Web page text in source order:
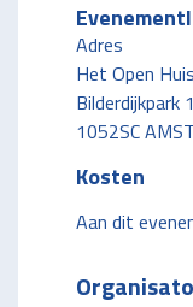
Adres
Het Open Huis
Bilderdijkpark
1052SC
Kosten
Aan dit